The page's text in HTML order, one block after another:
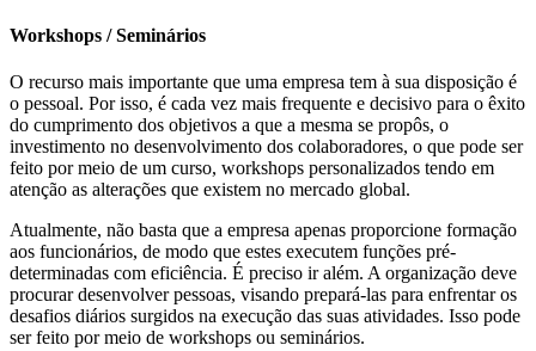
Workshops / Seminários
O recurso mais importante que uma empresa tem à sua disposição é
o pessoal. Por isso, é cada vez mais frequente e decisivo para o êxito
do cumprimento dos objetivos a que a mesma se propôs, o
investimento no desenvolvimento dos colaboradores, o que pode ser
feito por meio de um curso, workshops personalizados tendo em
atenção as alterações que existem no mercado global.
Atualmente, não basta que a empresa apenas proporcione formação
aos funcionários, de modo que estes executem funções pré-
determinadas com eficiência. É preciso ir além. A organização deve
procurar desenvolver pessoas, visando prepará-las para enfrentar os
desafios diários surgidos na execução das suas atividades. Isso pode
ser feito por meio de workshops ou seminários.